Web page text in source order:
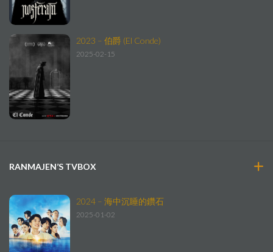
2023 – 伯爵 (El Conde)
2025-02-15
RANMAJEN’S TVBOX
2024 – 海中沉睡的鑽石
2025-01-02